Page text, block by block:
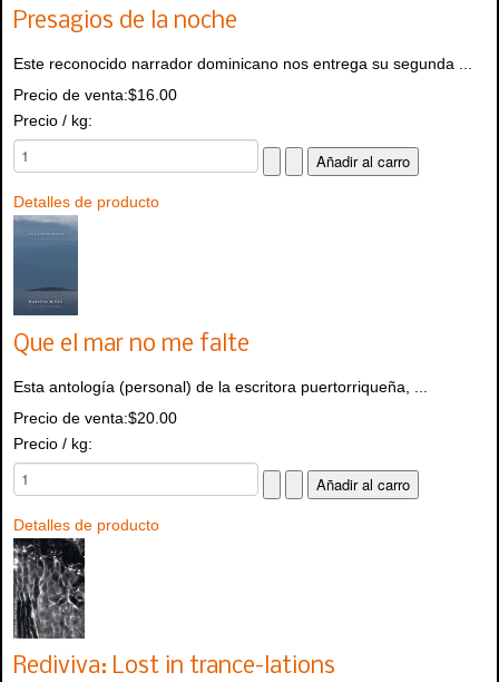
Presagios de la noche
Este reconocido narrador dominicano nos entrega su segunda ...
Precio de venta:$16.00
Precio / kg:
Detalles de producto
Que el mar no me falte
Esta antología (personal) de la escritora puertorriqueña, ...
Precio de venta:$20.00
Precio / kg:
Detalles de producto
Rediviva: Lost in trance-lations